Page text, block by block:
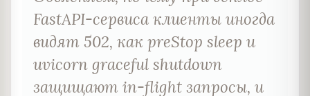
FastAPI-сервиса клиенты иногда
видят 502, как preStop sleep и
uvicorn graceful shutdown
защищают in-flight запросы, и